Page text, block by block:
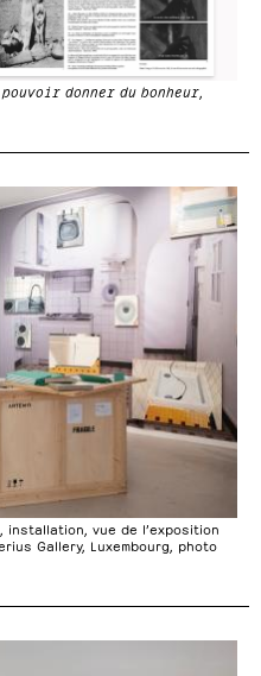
donner du bonheur,
installation, vue de l’exposition
Gallery, Luxembourg, photo